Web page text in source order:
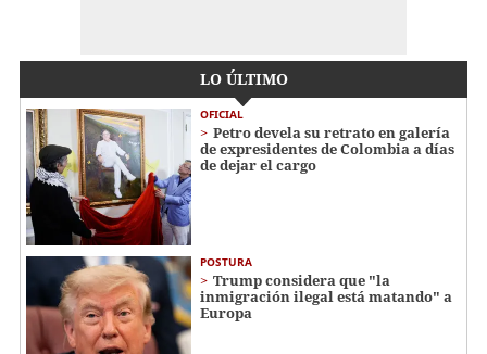
LO ÚLTIMO
OFICIAL
Petro devela su retrato en galería
de expresidentes de Colombia a días
de dejar el cargo
POSTURA
Trump considera que "la
inmigración ilegal está matando" a
Europa